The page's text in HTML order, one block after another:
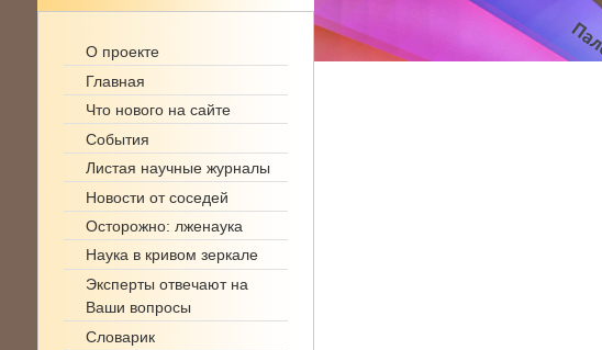
О проекте
Главная
Что нового на сайте
События
Листая научные журналы
Новости от соседей
Осторожно: лженаука
Наука в кривом зеркале
Эксперты отвечают на
Ваши вопросы
Словарик